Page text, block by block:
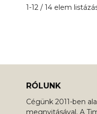
1-12 / 14 elem
RÓLUNK
Cégünk 2011-ben
megnyitásával. A